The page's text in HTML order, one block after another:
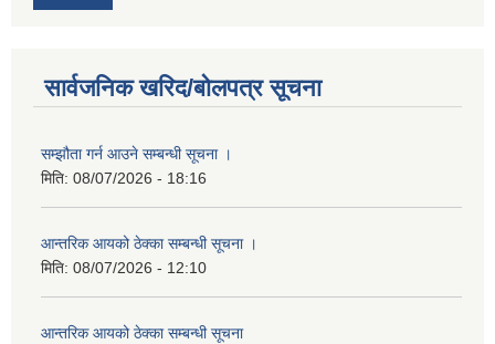
सार्वजनिक खरिद/बोलपत्र सूचना
सम्झौता गर्न आउने सम्बन्धी सूचना ।
मिति: 08/07/2026 - 18:16
आन्तरिक आयको ठेक्का सम्बन्धी सूचना ।
मिति: 08/07/2026 - 12:10
आन्तरिक आयको ठेक्का सम्बन्धी सूचना